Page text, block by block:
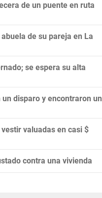
de un puente en ruta
de su pareja en La
se espera su alta
disparo y encontraron un
valuadas en casi $
contra una vivienda